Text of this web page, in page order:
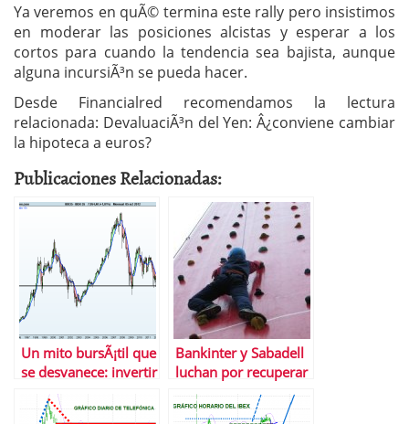
Ya veremos en quÃ© termina este rally pero insistimos
en moderar las posiciones alcistas y esperar a los
cortos para cuando la tendencia sea bajista, aunque
alguna incursiÃ³n se pueda hacer.
Desde Financialred recomendamos la lectura
relacionada: DevaluaciÃ³n del Yen: Â¿conviene cambiar
la hipoteca a euros?
Publicaciones Relacionadas:
Un mito bursÃ¡til que
se desvanece: invertir
a largo plazo no
siempre significa
Bankinter y Sabadell
luchan por recuperar
las posiciones
perdidas en Bolsa